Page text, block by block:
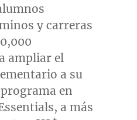
y carreras
ampliar el
a su
en
a más